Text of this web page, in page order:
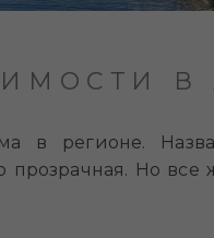
В
в регионе.
прозрачная. Но все